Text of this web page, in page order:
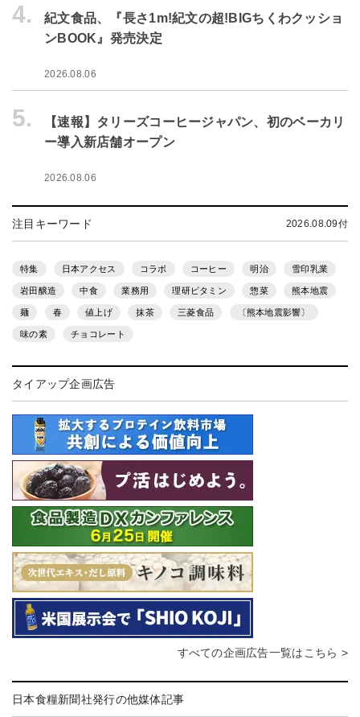
4.
紀文食品、『長さ1m!紀文の超!BIGちくわクッショ
ンBOOK』発売決定
2026.08.06
5.
【速報】タリーズコーヒージャパン、初のベーカリ
ー導入新店舗オープン
2026.08.06
注目キーワード 2026.08.09付
特集 日本アクセス コラボ コーヒー 明治 雪印乳業
岩田醸造 中食 業務用 理研ビタミン 惣菜 熊本地震
麺 春 値上げ 抹茶 三菱食品 〔熊本地震影響〕
味の素 チョコレート
タイアップ企画広告
すべての企画広告一覧はこちら >
日本食糧新聞社発行の他媒体記事